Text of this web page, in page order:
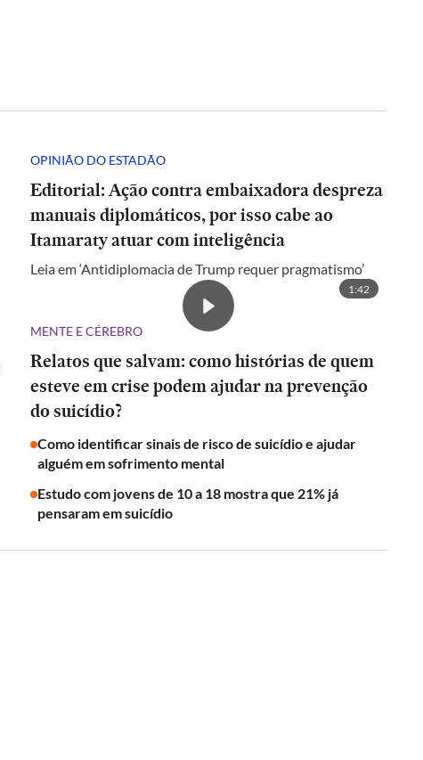
OPINIÃO DO ESTADÃO
Editorial: Ação contra embaixadora despreza
manuais diplomáticos, por isso cabe ao
Itamaraty atuar com inteligência
Leia em ‘Antidiplomacia de Trump requer pragmatismo’
1:42
MENTE E CÉREBRO
Relatos que salvam: como histórias de quem
esteve em crise podem ajudar na prevenção
do suicídio?
Como identificar sinais de risco de suicídio e ajudar
alguém em sofrimento mental
Estudo com jovens de 10 a 18 mostra que 21% já
pensaram em suicídio